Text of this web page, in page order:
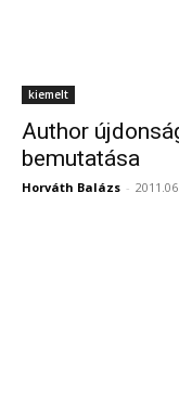
kiemelt
Author
bemutatása
Horváth Balázs -